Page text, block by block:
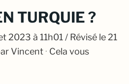
TURQUIE ?
2023 à 11h01 / Révisé le 21
Vincent · Cela vous